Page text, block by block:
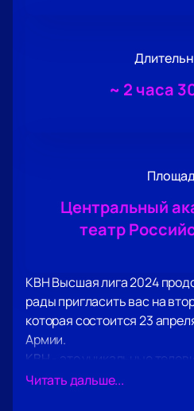
~ 2 часа
Центральный
театр
КВН Высшая лига 2024
рады пригласить вас на
которая состоится 23
Армии.
КВН - это уникальные
юмористические игры, где
Читать дальше...